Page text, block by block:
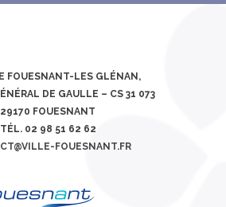
FOUESNANT-LES GLÉNAN,
DE GAULLE – CS 31 073
29170 FOUESNANT
TÉL. 02 98 51 62 62
FOUESNANT.FR